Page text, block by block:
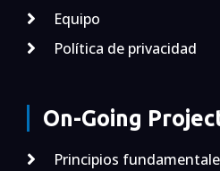
Equipo
Política de privacidad
On-Going
Principios